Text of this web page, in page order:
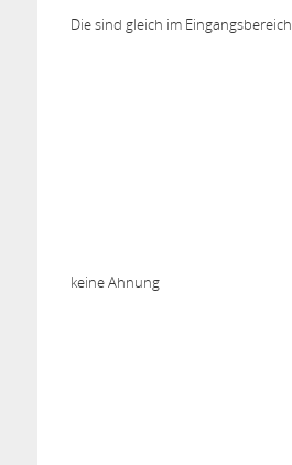
Die sind gleich im Eingangsbereich
keine Ahnung